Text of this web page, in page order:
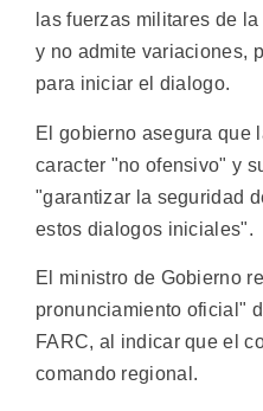
las fuerzas militares de
y no admite variaciones,
para iniciar el dialogo.
El gobierno asegura que
caracter "no ofensivo" y
"garantizar la seguridad
estos dialogos iniciales".
El ministro de Gobierno
pronunciamiento oficial"
FARC, al indicar que el
comando regional.